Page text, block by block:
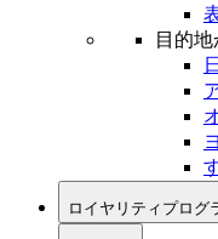
目的
ロイヤリティプログ